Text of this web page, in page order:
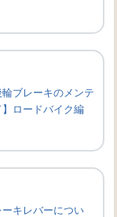
輪ブレーキのメンテ
ロードバイク編
キレバーについ